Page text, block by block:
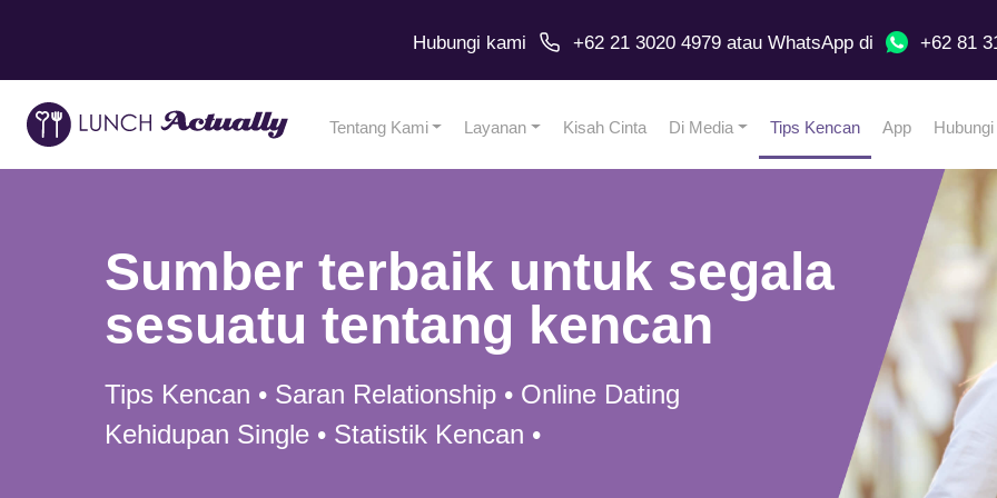
Hubungi kami +62 21 3020 4979atau WhatsAppdi +62 81
Tentang Kami Layanan Kisah Cinta Di Media Tips Kencan App
Sumber terbaik untuk segala
sesuatu tentang kencan
Tips Kencan • Saran Relationship • Online Dating
Kehidupan Single • Statistik Kencan •